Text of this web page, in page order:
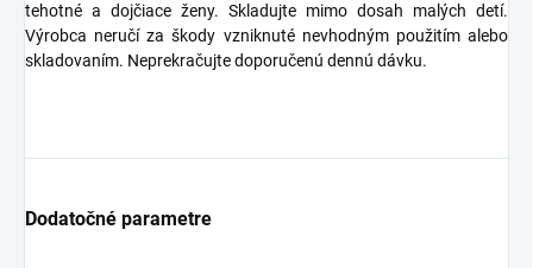
tehotné a dojčiace ženy. Skladujte mimo dosah malých detí.
Výrobca neručí za škody vzniknuté nevhodným použitím alebo
skladovaním. Neprekračujte doporučenú dennú dávku.
Dodatočné parametre